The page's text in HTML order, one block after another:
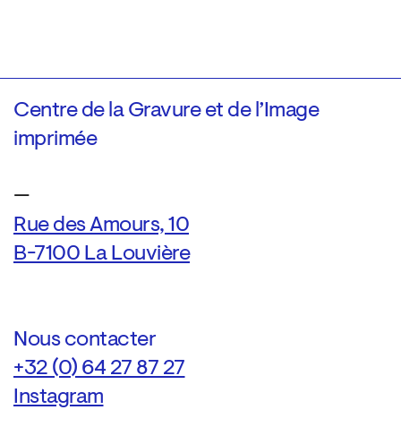
Centre de la Gravure et de l’Image
imprimée
—
Rue des Amours, 10
B-7100 La Louvière
Nous contacter
+32 (0) 64 27 87 27
Instagram